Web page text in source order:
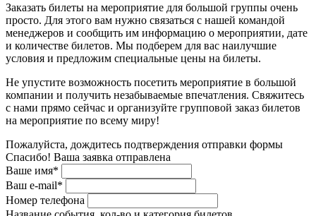
Заказать билеты на мероприятие для большой группы очень
просто. Для этого вам нужно связаться с нашей командой
менеджеров и сообщить им информацию о мероприятии, дате
и количестве билетов. Мы подберем для вас наилучшие
условия и предложим специальные цены на билеты.
Не упустите возможность посетить мероприятие в большой
компании и получить незабываемые впечатления. Свяжитесь
с нами прямо сейчас и организуйте групповой заказ билетов
на мероприятие по всему миру!
Пожалуйста, дождитесь подтверждения отправки формы
Спасибо! Ваша заявка отправлена
Ваше имя*
Ваш e-mail*
Номер телефона